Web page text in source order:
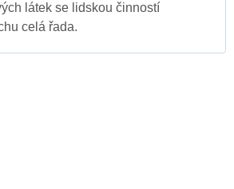
látek se lidskou činností
celá řada.